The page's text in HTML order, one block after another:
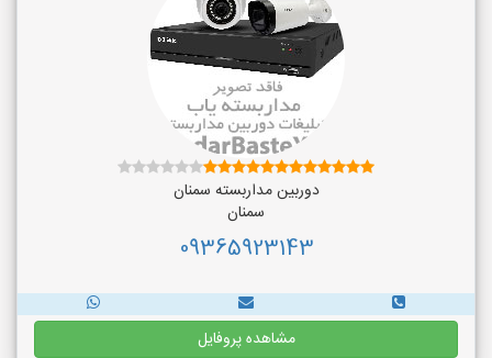
دوربین مداربسته سمنان
سمنان
09365923143
مشاهده پروفایل